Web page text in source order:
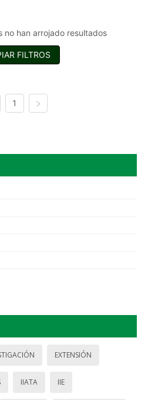
no han arrojado resultados
FILTROS
1
EXTENSIÓN
IIATA IIE